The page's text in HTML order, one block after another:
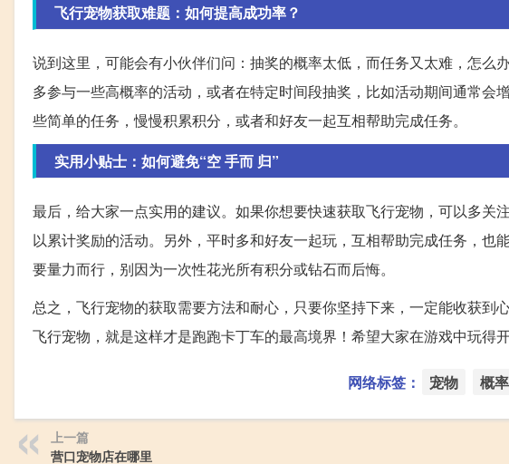
飞行宠物获取难题：如何提高成功率？
说到这里，可能会有小伙伴们问：抽奖的概率太低，而任务又太难，怎么
多参与一些高概率的活动，或者在特定时间段抽奖，比如活动期间通常会
些简单的任务，慢慢积累积分，或者和好友一起互相帮助完成任务。
实用小贴士：如何避免“空 手而 归”
最后，给大家一点实用的建议。如果你想要快速获取飞行宠物，可以多关
以累计奖励的活动。另外，平时多和好友一起玩，互相帮助完成任务，也
要量力而行，别因为一次性花光所有积分或钻石而后悔。
总之，飞行宠物的获取需要方法和耐心，只要你坚持下来，一定能收获到
飞行宠物，就是这样才是跑跑卡丁车的最高境界！希望大家在游戏中玩得
网络标签： 宠物 概率
上一篇
营口宠物店在哪里